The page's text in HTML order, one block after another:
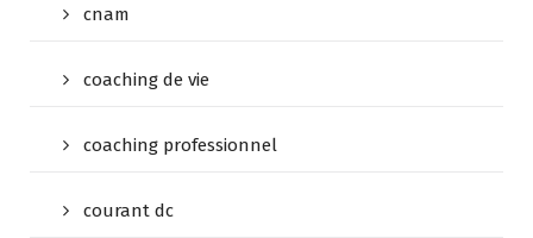
cnam
coaching de vie
coaching professionnel
courant dc